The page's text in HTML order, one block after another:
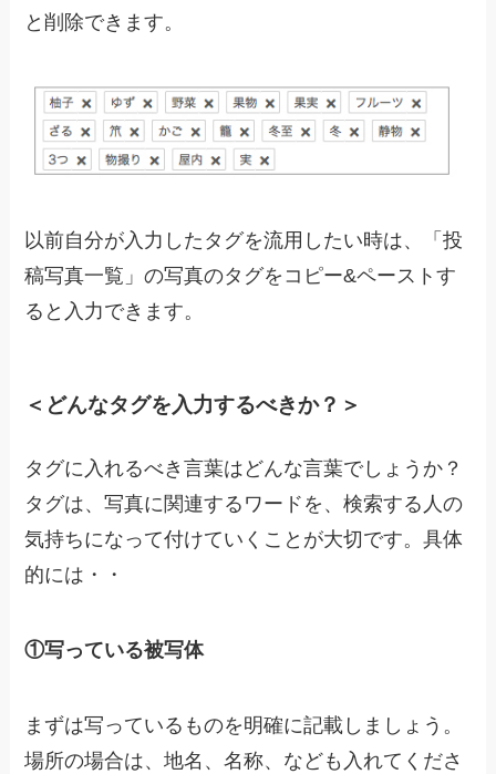
と削除できます。
以前自分が入力したタグを流用したい時は、「投
稿写真一覧」の写真のタグをコピー&ペーストす
ると入力できます。
＜どんなタグを入力するべきか？＞
タグに入れるべき言葉はどんな言葉でしょうか？
タグは、写真に関連するワードを、検索する人の
気持ちになって付けていくことが大切です。具体
的には・・
①写っている被写体
まずは写っているものを明確に記載しましょう。
場所の場合は、地名、名称、なども入れてくださ